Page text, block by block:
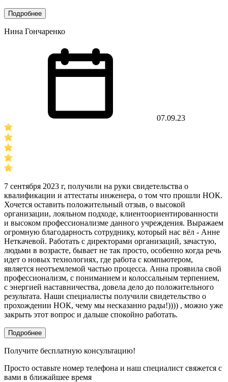
Подробнее
Нина Гончаренко
07.09.23
7 сентября 2023 г, получили на руки свидетельства о
квалификации и аттестаты инженера, о том что прошли НОК.
Хочется оставить положительный отзыв, о высокой
организации, лояльном подходе, клиентоориентированности
и высоком профессионализме данного учреждения. Выражаем
огромную благодарность сотруднику, который нас вёл - Анне
Неткачевой. Работать с директорами организаций, зачастую,
людьми в возрасте, бывает не так просто, особенно когда речь
идет о новых технологиях, где работа с компьютером,
является неотъемлемой частью процесса. Анна проявила свой
профессионализм, с пониманием и колоссальным терпением,
с энергией наставничества, довела дело до положительного
результата. Наши специалисты получили свидетельство о
прохождении НОК, чему мы несказанно рады!)))) , можно уже
закрыть этот вопрос и дальше спокойно работать.
Подробнее
Получите бесплатную консультацию!
Просто оставьте номер телефона и наш специалист свяжется с
вами в ближайшее время